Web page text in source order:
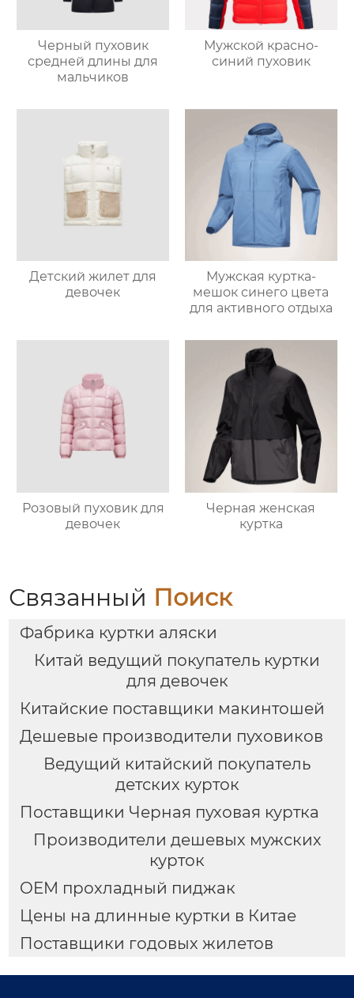
Черный пуховик
средней длины для
мальчиков
Мужской красно-
синий пуховик
Детский жилет для
девочек
Мужская куртка-
мешок синего цвета
для активного отдыха
Розовый пуховик для
девочек
Черная женская
куртка
Связанный Поиск
Фабрика куртки аляски
Китай ведущий покупатель куртки
для девочек
Китайские поставщики макинтошей
Дешевые производители пуховиков
Ведущий китайский покупатель
детских курток
Поставщики Черная пуховая куртка
Производители дешевых мужских
курток
OEM прохладный пиджак
Цены на длинные куртки в Китае
Поставщики годовых жилетов